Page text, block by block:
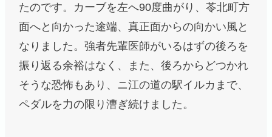
たのです。カーブを左へ90度曲がり、苓北町方
面へと向かった途端、真正面からの向かい風と
なりました。強者先輩医師がいるはずの後ろを
振り返る余裕はなく、また、後ろからどつかれ
そうな恐怖もあり、ニ江の道の駅イルカまで、
ペダルを力の限り漕ぎ続けました。